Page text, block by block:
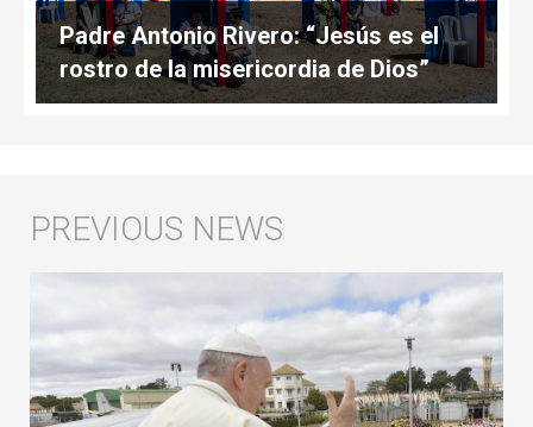
Padre Antonio Rivero: “Jesús es el
rostro de la misericordia de Dios”